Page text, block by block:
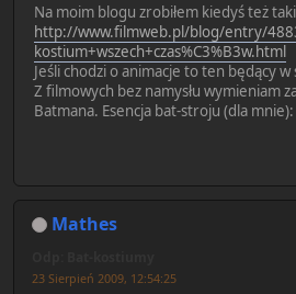
Na moim blogu zrobiłem kiedyś też
http://www.filmweb.pl/blog/entry/
kostium+wszech+czas%C3%B3w.html
Jeśli chodzi o animacje to ten będący
Z filmowych bez namysłu wymieniam
Batmana. Esencja bat-stroju (dla mnie):
Mathes
23 Sierpień 2009, 12:54:25